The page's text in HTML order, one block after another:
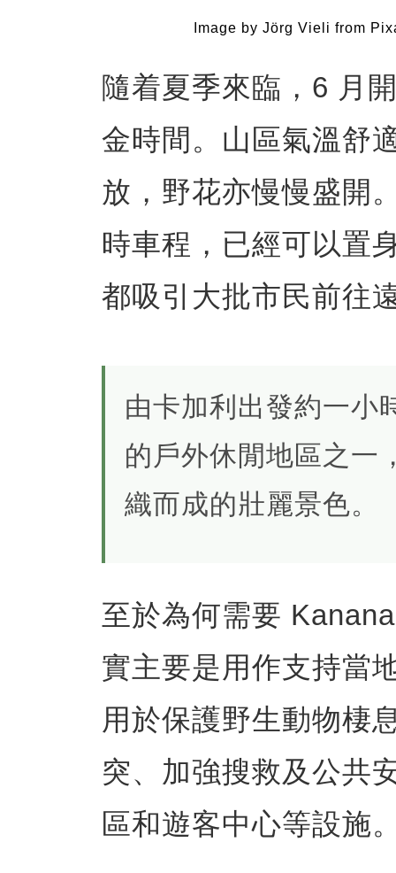
Image by Jörg Vieli from
隨着夏季來臨，6 月
金時間。山區氣溫舒
放，野花亦慢慢盛開
時車程，已經可以置
都吸引大批市民前往
由卡加利出發約一小
的戶外休閒地區之一
織而成的壯麗景色。
至於為何需要
實主要是用作支持當
用於保護野生動物棲
突、加強搜救及公共
區和遊客中心等設施